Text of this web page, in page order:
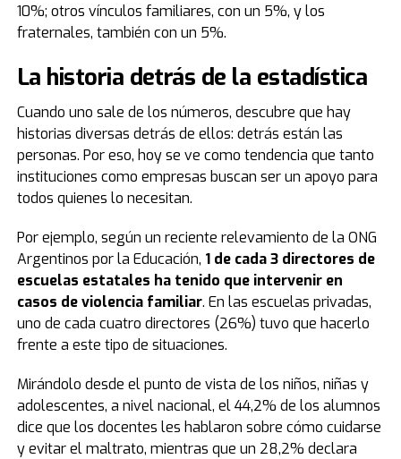
10%; otros vínculos familiares, con un 5%, y los
fraternales, también con un 5%.
La historia detrás de la estadística
Cuando uno sale de los números, descubre que hay
historias diversas detrás de ellos: detrás están las
personas. Por eso, hoy se ve como tendencia que tanto
instituciones como empresas buscan ser un apoyo para
todos quienes lo necesitan.
Por ejemplo, según un reciente relevamiento de la ONG
Argentinos por la Educación, 1 de cada 3 directores de
escuelas estatales ha tenido que intervenir en
casos de violencia familiar. En las escuelas privadas,
uno de cada cuatro directores (26%) tuvo que hacerlo
frente a este tipo de situaciones.
Mirándolo desde el punto de vista de los niños, niñas y
adolescentes, a nivel nacional, el 44,2% de los alumnos
dice que los docentes les hablaron sobre cómo cuidarse
y evitar el maltrato, mientras que un 28,2% declara